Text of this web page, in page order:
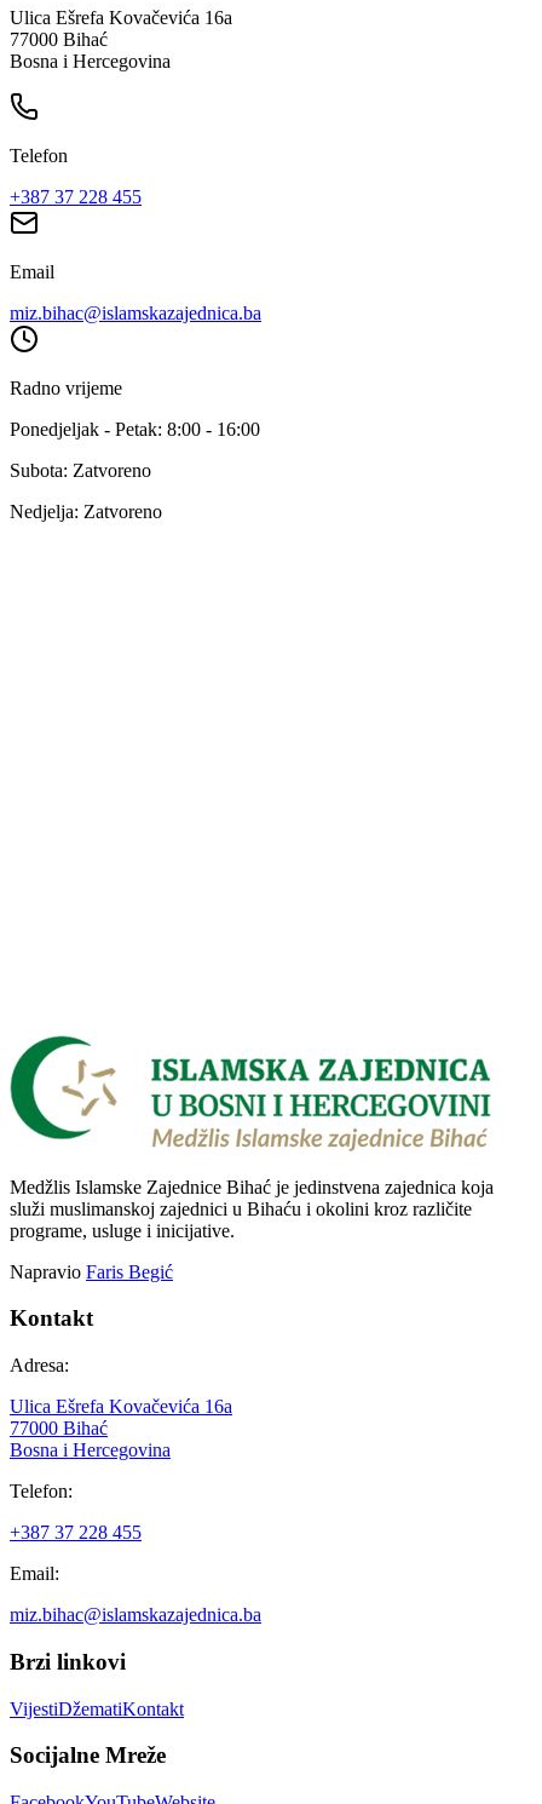
Ulica Ešrefa Kovačevića 16a
77000 Bihać
Bosna i Hercegovina
Telefon
+387 37 228 455
Email
miz.bihac@islamskazajednica.ba
Radno vrijeme
Ponedjeljak - Petak: 8:00 - 16:00
Subota: Zatvoreno
Nedjelja: Zatvoreno
Medžlis Islamske Zajednice Bihać je jedinstvena zajednica koja
služi muslimanskoj zajednici u Bihaću i okolini kroz različite
programe, usluge i inicijative.
Napravio Faris Begić
Kontakt
Adresa:
Ulica Ešrefa Kovačevića 16a
77000 Bihać
Bosna i Hercegovina
Telefon:
+387 37 228 455
Email:
miz.bihac@islamskazajednica.ba
Brzi linkovi
VijestiDžematiKontakt
Socijalne Mreže